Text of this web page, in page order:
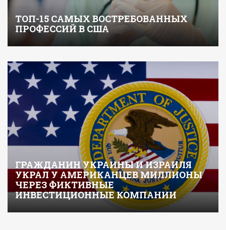
ТОП-15 САМЫХ ВОСТРЕБОВАННЫХ
ПРОФЕССИЙ В США
ГРАЖДАНИН УКРАИНЫ И ИЗРАИЛЯ
УКРАЛ У АМЕРИКАНЦЕВ МИЛЛИОНЫ
ЧЕРЕЗ ФИКТИВНЫЕ
ИНВЕСТИЦИОННЫЕ КОМПАНИИ